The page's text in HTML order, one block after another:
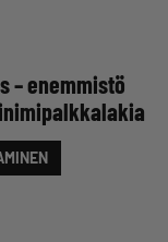
– enemmistö